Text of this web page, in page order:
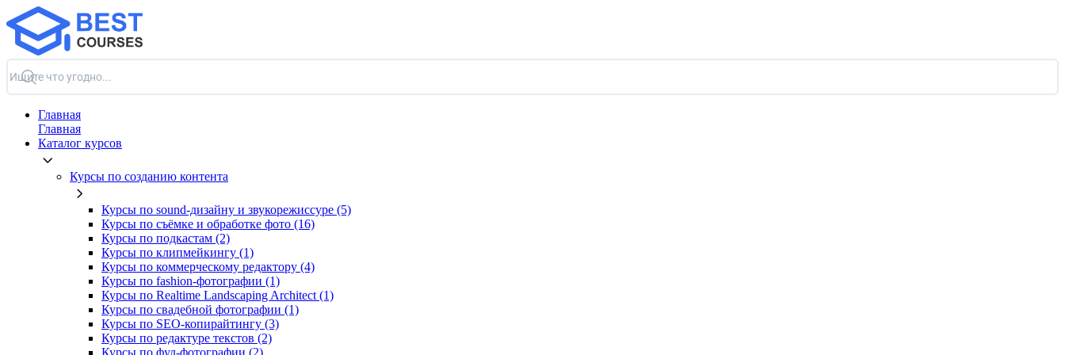
Главная
Главная
Каталог курсов
Курсы по созданию контента
Курсы по sound-дизайну и звукорежиссуре (5)
Курсы по съёмке и обработке фото (16)
Курсы по подкастам (2)
Курсы по клипмейкингу (1)
Курсы по коммерческому редактору (4)
Курсы по fashion-фотографии (1)
Курсы по Realtime Landscaping Architect (1)
Курсы по свадебной фотографии (1)
Курсы по SEO-копирайтингу (3)
Курсы по редактуре текстов (2)